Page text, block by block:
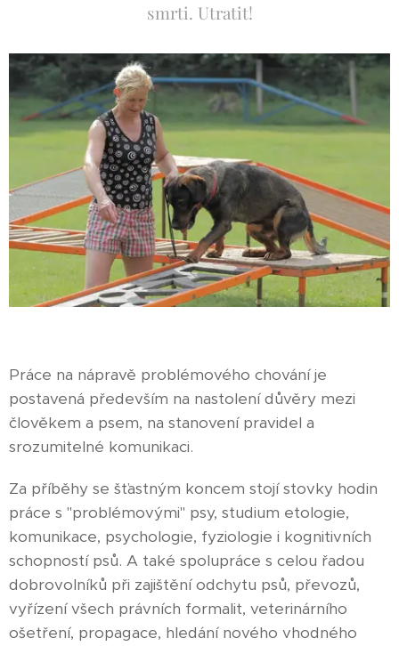
smrti. Utratit!
Práce na nápravě problémového chování je
postavená především na nastolení důvěry mezi
člověkem a psem, na stanovení pravidel a
srozumitelné komunikaci.
Za příběhy se šťastným koncem stojí stovky hodin
práce s "problémovými" psy, studium etologie,
komunikace, psychologie, fyziologie i kognitivních
schopností psů. A také spolupráce s celou řadou
dobrovolníků při zajištění odchytu psů, převozů,
vyřízení všech právních formalit, veterinárního
ošetření, propagace, hledání nového vhodného